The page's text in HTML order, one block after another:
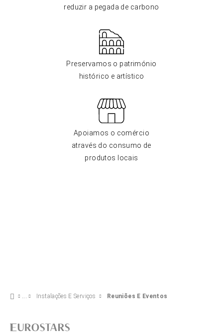
reduzir a pegada de carbono
Preservamos o património
histórico e artístico
Apoiamos o comércio
através do consumo de
produtos locais
Instalações E Serviços Reuniões E Eventos